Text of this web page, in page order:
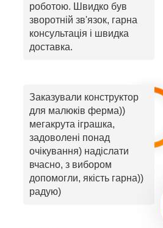
роботою. Швидко був
зворотній зв'язок, гарна
консультація і швидка
доставка.
Заказували конструктор
для малюків ферма))
мегакрута іграшка,
задоволені понад
очікування) надіслати
вчасно, з вибором
допомогли, якість гарна))
радую)